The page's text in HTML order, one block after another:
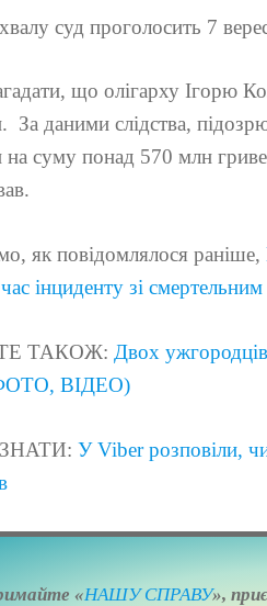
суд проголосить 7
що олігарху Ігорю
За даними слідства,
суму понад 570 млн
як повідомлялося раніше,
інциденту зі
ТАКОЖ: Двох
ВІДЕО)
У Viber розповіли,
«НАШУ СПРАВУ»,